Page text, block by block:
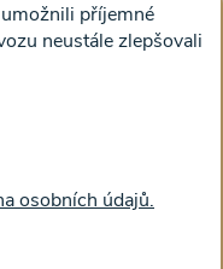
příjemné
neustále zlepšovali
osobních údajů.